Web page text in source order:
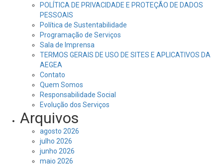
POLÍTICA DE PRIVACIDADE E PROTEÇÃO DE DADOS
PESSOAIS
Política de Sustentabilidade
Programação de Serviços
Sala de Imprensa
TERMOS GERAIS DE USO DE SITES E APLICATIVOS DA
AEGEA
Contato
Quem Somos
Responsabilidade Social
Evolução dos Serviços
Arquivos
agosto 2026
julho 2026
junho 2026
maio 2026